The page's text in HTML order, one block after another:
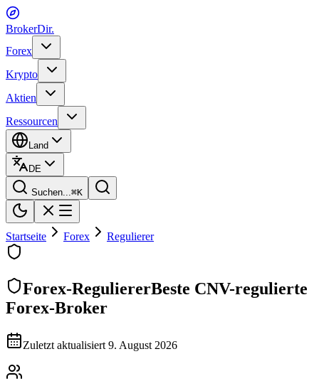
BrokerDir.
Forex
Krypto
Aktien
Ressourcen
Land
DE
Suchen...⌘K
Startseite Forex Regulierer
Forex-ReguliererBeste CNV-regulierte
Forex-Broker
Zuletzt aktualisiert 9. August 2026